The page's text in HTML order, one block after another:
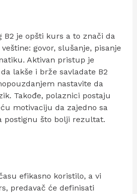
B2 je opšti kurs a to znači da
govor, slušanje, pisanje
Aktivan pristup je
lakše i brže savladate B2
nastavite da
Takođe, polaznici postaju
motivaciju da zajedno sa
postignu što bolji rezultat.
efikasno koristilo, a vi
predavač će definisati